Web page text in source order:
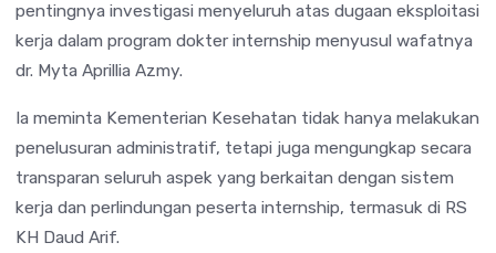
pentingnya investigasi menyeluruh atas dugaan eksploitasi
kerja dalam program dokter internship menyusul wafatnya
dr. Myta Aprillia Azmy.
Ia meminta Kementerian Kesehatan tidak hanya melakukan
penelusuran administratif, tetapi juga mengungkap secara
transparan seluruh aspek yang berkaitan dengan sistem
kerja dan perlindungan peserta internship, termasuk di RS
KH Daud Arif.